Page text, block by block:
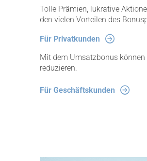
Tolle Prämien, lukrative
den vielen Vorteilen des
Für Privatkunden
Mit dem Umsatzbonus
reduzieren.
Für Geschäftskunden